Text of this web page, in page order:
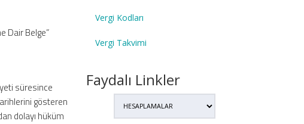
Dair Belge”
süresince
gösteren
dolayı hüküm
Vergi Kodları
Vergi Takvimi
Faydalı Linkler